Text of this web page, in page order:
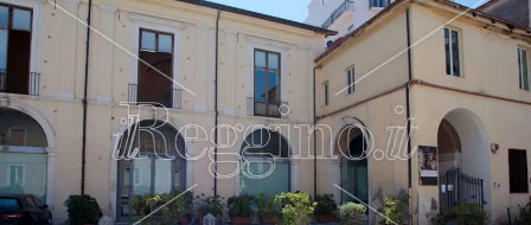
SOCIETÀ
CULTURA
ECONOMIA E LAVORO
EVENTI
SPORT